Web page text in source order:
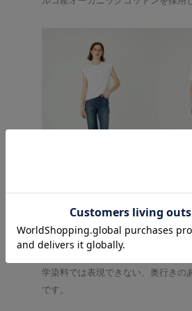
ジング加工モデルは、インド産オー
本藍でロープ染色した、 13.5ozのオ
学染料では表現できない、奥行きの
です。